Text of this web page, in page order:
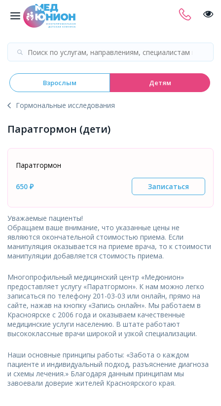
Взрослым Детям
Гормональные исследования
Паратгормон (дети)
Паратгормон
650 ₽ Записаться
Уважаемые пациенты!
Обращаем ваше внимание, что указанные цены не
являются окончательной стоимостью приема. Если
манипуляция оказывается на приеме врача, то к стоимости
манипуляции добавляется стоимость приема.
Многопрофильный медицинский центр «Медюнион»
предоставляет услугу «Паратгормон». К нам можно легко
записаться по телефону 201-03-03 или онлайн, прямо на
сайте, нажав на кнопку «Запись онлайн». Мы работаем в
Красноярске с 2006 года и оказываем качественные
медицинские услуги населению. В штате работают
высококлассные врачи широкой и узкой специализации.
Наши основные принципы работы: «Забота о каждом
пациенте и индивидуальный подход, разъяснение диагноза
и схемы лечения.» Благодаря данным принципам мы
завоевали доверие жителей Красноярского края.